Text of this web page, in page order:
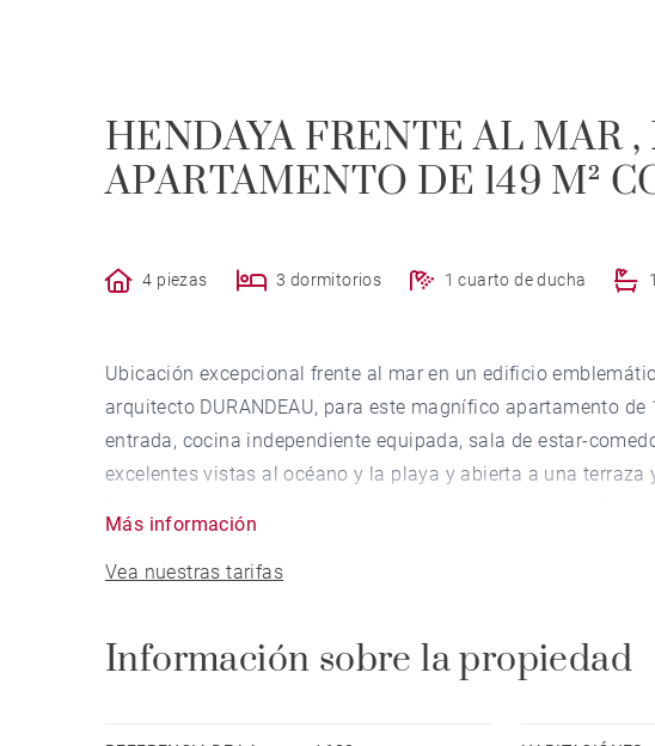
HENDAYA FRENTE AL MAR
APARTAMENTO DE 149 M²
4 piezas 3 dormitorios 1 cuarto de ducha
Ubicación excepcional frente al mar en un edificio
arquitecto DURANDEAU, para este magnífico apartamento de
entrada, cocina independiente equipada, sala de estar-
excelentes vistas al océano y la playa y abierta a una terraza
único.
Más información
Vea nuestras tarifas
Información sobre la propiedad